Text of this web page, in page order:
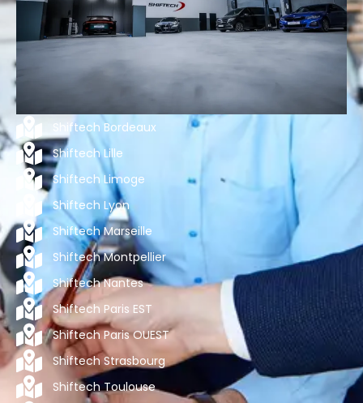
Shiftech Bordeaux
Shiftech Lille
Shiftech Limoge
Shiftech Lyon
Shiftech Marseille
Shiftech Montpellier
Shiftech Nantes
Shiftech Paris EST
Shiftech Paris OUEST
Shiftech Strasbourg
Shiftech Toulouse